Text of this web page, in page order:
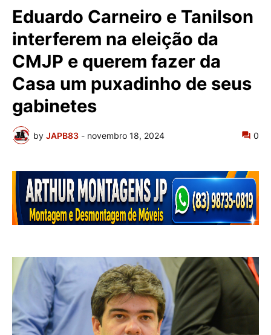
Eduardo Carneiro e Tanilson
interferem na eleição da
CMJP e querem fazer da
Casa um puxadinho de seus
gabinetes
by JAPB83 - novembro 18, 2024 0